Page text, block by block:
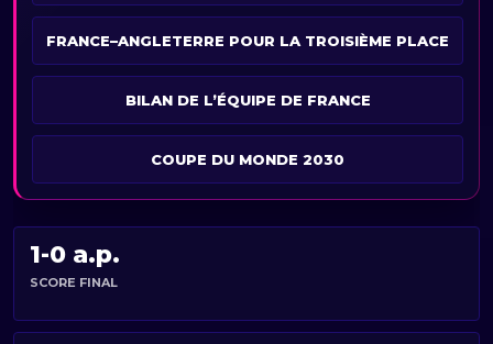
FRANCE–ANGLETERRE POUR LA TROISIÈME PLACE
BILAN DE L’ÉQUIPE DE FRANCE
COUPE DU MONDE 2030
1-0 a.p.
SCORE FINAL